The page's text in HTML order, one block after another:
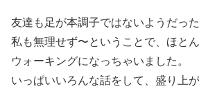
友達も足が本調子ではないようだった
私も無理せず〜ということで、ほと
ウォーキングになっちゃいました。
いっぱいいろんな話をして、盛り上